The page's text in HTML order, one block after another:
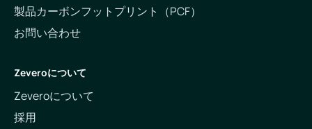
製品カーボンフットプリント（PCF）
お問い合わせ
Zeveroについて
Zeveroについて
採用